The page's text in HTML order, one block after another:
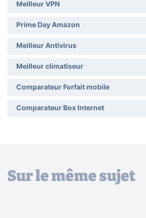
Meilleur VPN
Prime Day Amazon
Meilleur Antivirus
Meilleur climatiseur
Comparateur Forfait mobile
Comparateur Box Internet
Sur le même sujet